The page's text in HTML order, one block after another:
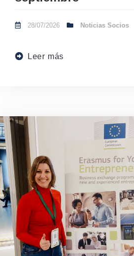
28/07/2026 Noticias Socios
Leer más